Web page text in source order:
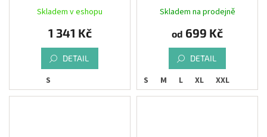
Skladem v eshopu
1 341 Kč
DETAIL
S
Skladem na prodejně
od 699 Kč
DETAIL
S M L XL XXL